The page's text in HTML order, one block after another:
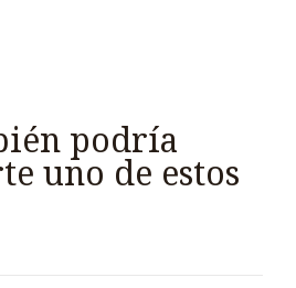
podría
uno de estos